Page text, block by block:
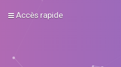
Accès rapide